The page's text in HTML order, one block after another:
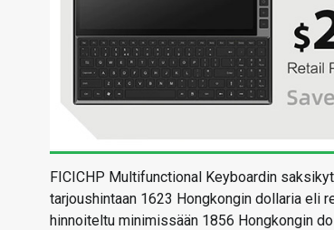
FICICHP Multifunctional Keyboardin
tarjoushintaan 1623 Hongkongin dollaria eli
hinnoiteltu minimissään 1856 Hongkongin